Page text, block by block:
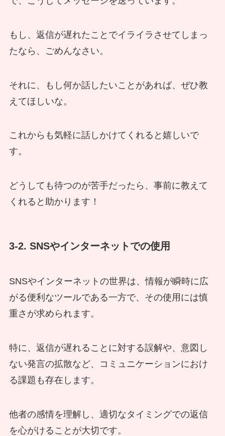
もし、返信が遅れたことでイライラさせてしまっ
たなら、ごめんなさい。
それに、もし何か話したいことがあれば、ぜひ教
えてほしいな。
これからも気軽に話しかけてくれると嬉しいで
す。
どうしても待つのが苦手だったら、事前に教えて
くれると助かります！
3-2. SNSやインターネットでの使用
SNSやインターネットの世界は、情報が瞬時に広
がる便利なツールである一方で、その使用には慎
重さが求められます。
特に、返信が遅れることに対する誤解や、意図し
ない発言の拡散など、コミュニケーションにおけ
る課題も存在します。
他者の感情を理解し、適切なタイミングでの返信
を心がけることが大切です。